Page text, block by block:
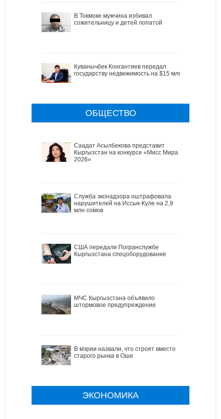
В Токмоке мужчина избивал
сожительницу и детей лопатой
Куванычбек Конгантиев передал
государству недвижимость на $15 млн
ОБЩЕСТВО
Саадат Асылбекова представит
Кыргызстан на конкурсе «Мисс Мира
2026»
Служба эконадзора оштрафовала
нарушителей на Иссык-Куле на 2,9
млн сомов
США передали Погранслужбе
Кыргызстана спецоборудование
МЧС Кыргызстана объявило
штормовое предупреждение
В мэрии назвали, что строят вместо
старого рынка в Оше
ЭКОНОМИКА